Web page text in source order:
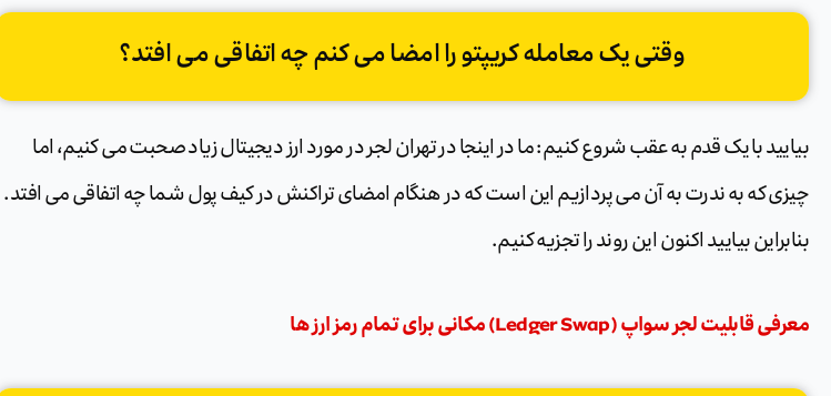
وقتی یک معامله کریپتو را امضا می کنم چه اتفاقی می افتد؟
بیایید با یک قدم به عقب شروع کنیم: ما در اینجا در تهران لجر در مورد ارز دیجیتال زیاد صحبت می کنیم، اما
چیزی که به ندرت به آن می پردازیم این است که در هنگام امضای تراکنش در کیف پول شما چه اتفاقی می افتد.
بنابراین بیایید اکنون این روند را تجزیه کنیم.
معرفی قابلیت لجر سواپ (Ledger Swap) مکانی برای تمام رمز ارز ها